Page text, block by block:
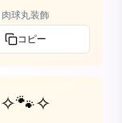
肉球丸装飾
コピー
✧🐾✧